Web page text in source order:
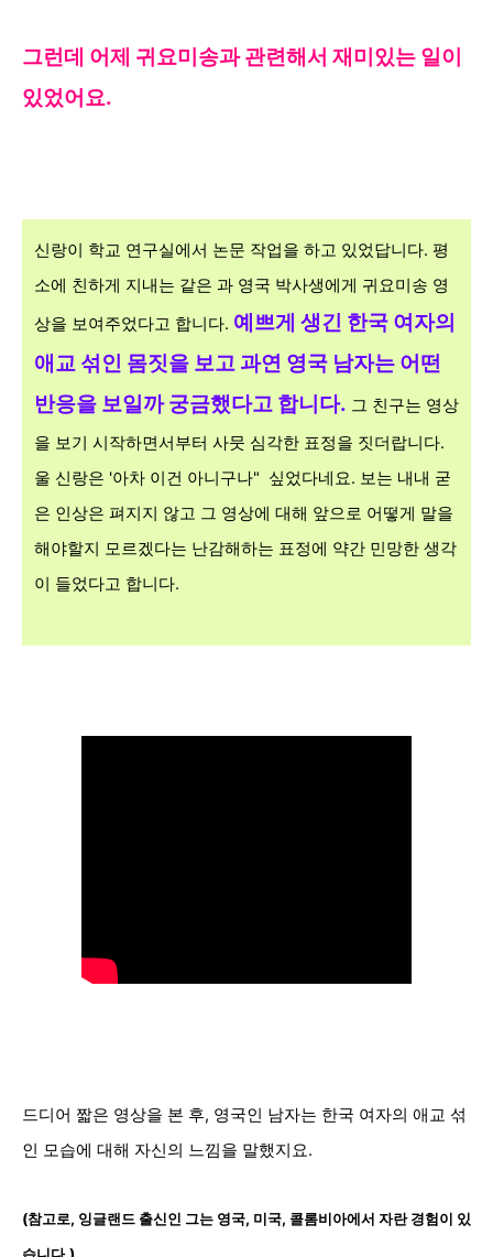
그런데 어제 귀요미송과 관련해서 재미있는 일이
있었어요.
신랑이 학교 연구실에서 논문 작업을 하고 있었답니다. 평
소에 친하게 지내는 같은 과 영국 박사생에게 귀요미송 영
상을 보여주었다고 합니다. 예쁘게 생긴 한국 여자의
애교 섞인 몸짓을 보고 과연 영국 남자는 어떤
반응을 보일까 궁금했다고 합니다. 그 친구는 영상
을 보기 시작하면서부터 사뭇 심각한 표정을 짓더랍니다.
울 신랑은 '아차 이건 아니구나" 싶었다네요. 보는 내내 굳
은 인상은 펴지지 않고 그 영상에 대해 앞으로 어떻게 말을
해야할지 모르겠다는 난감해하는 표정에 약간 민망한 생각
이 들었다고 합니다.
드디어 짧은 영상을 본 후, 영국인 남자는 한국 여자의 애교 섞
인 모습에 대해 자신의 느낌을 말했지요.
(참고로, 잉글랜드 출신인 그는 영국, 미국, 콜롬비아에서 자란 경험이 있
습니다.)